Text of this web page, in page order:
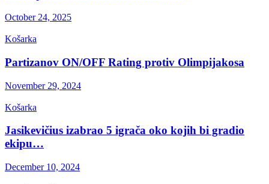
October 24, 2025
Košarka
Partizanov ON/OFF Rating protiv Olimpijakosa
November 29, 2024
Košarka
Jasikevičius izabrao 5 igrača oko kojih bi gradio
ekipu…
December 10, 2024